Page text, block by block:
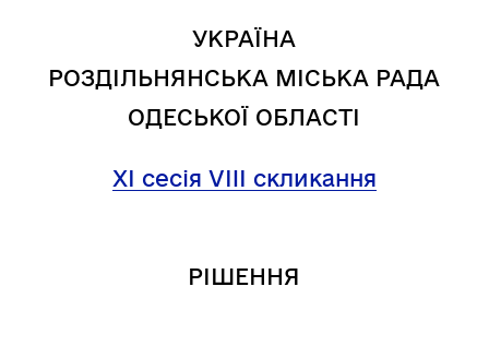
УКРАЇНА
РОЗДІЛЬНЯНСЬКА МІСЬКА РАДА
ОДЕСЬКОЇ ОБЛАСТІ
XI сесія VIII скликання
РІШЕННЯ